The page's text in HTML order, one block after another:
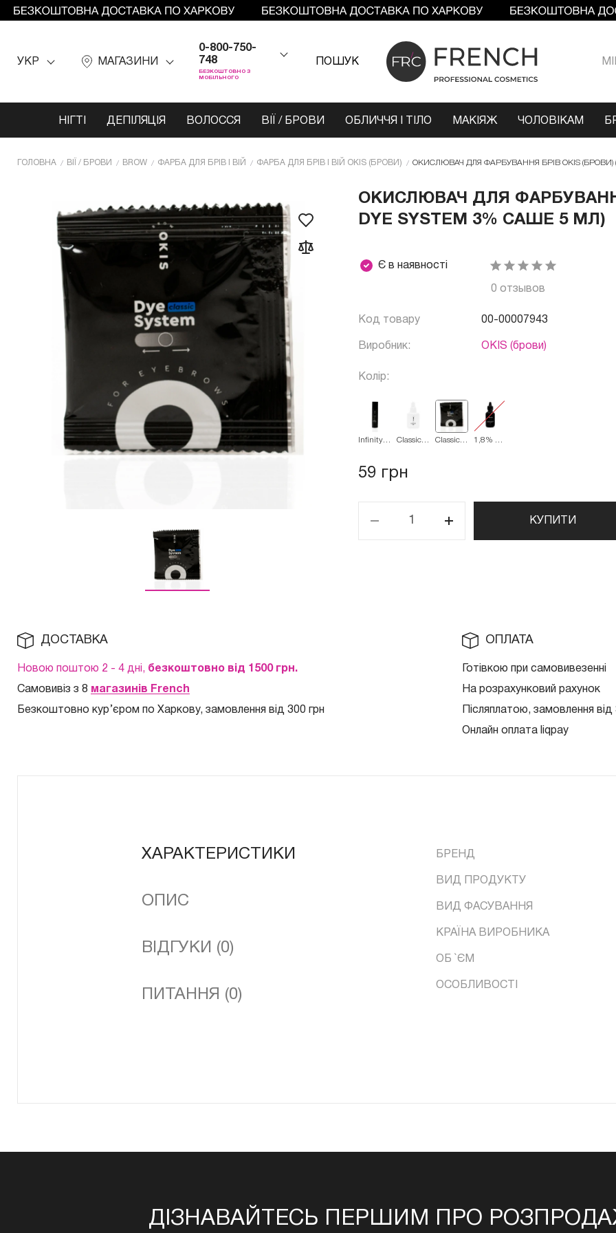
УКР МАГАЗИНИ
0-800-750-
748
БЕЗКОШТОВНО З
МОБІЛЬНОГО
ПОШУК
НІГТІ ДЕПІЛЯЦІЯ ВОЛОССЯ ВІЇ / БРОВИ ОБЛИЧЧЯ І ТІЛО МАКІЯЖ ЧОЛОВІКАМ
ГОЛОВНА ВІЇ / БРОВИ BROW ФАРБА ДЛЯ БРІВ І ВІЙ ФАРБА ДЛЯ БРІВ І ВІЙ OKIS (БРОВИ) ОКИСЛЮВАЧ ДЛЯ ФАРБУВАННЯ БРІВ OKIS (БРОВИ)
ОКИСЛЮВАЧ ДЛЯ
DYE SYSTEM 3% САШЕ 5 МЛ)
Є в наявності
0 отзывов
Код товару 00-00007943
Виробник: OKIS (брови)
Колір:
Infinity
3% 100
мл
Classic
3% 20
мл
Classic
1,8% 50
59 грн
КУПИТИ
ДОСТАВКА
Новою поштою 2 - 4 дні, безкоштовно від 1500 грн.
Самовивіз з 8 магазинів French
Безкоштовно кур’єром по Харкову, замовлення від 300 грн
ОПЛАТА
Готівкою при самовивезенні
На розрахунковий рахунок
Післяплатою, замовлення від
Онлайн оплата liqpay
ХАРАКТЕРИСТИКИ
ОПИС
ВІДГУКИ (0)
ПИТАННЯ (0)
БРЕНД
ВИД ПРОДУКТУ
ВИД ФАСУВАННЯ
КРАЇНА ВИРОБНИКА
ОБ `ЄМ
ОСОБЛИВОСТІ
ДІЗНАВАЙТЕСЬ ПЕРШИМ ПРО